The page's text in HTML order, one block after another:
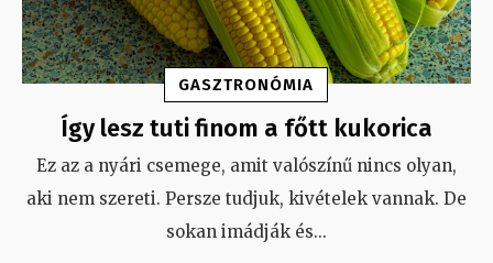
GASZTRONÓMIA
Így lesz tuti finom a főtt kukorica
Ez az a nyári csemege, amit valószínű nincs olyan,
aki nem szereti. Persze tudjuk, kivételek vannak. De
sokan imádják és...